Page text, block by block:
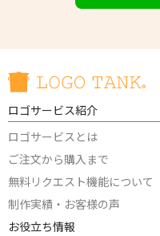
ロゴサービス紹介
ロゴサービスとは
ご注文から購入まで
無料リクエスト機能について
制作実績・お客様の声
お役立ち情報